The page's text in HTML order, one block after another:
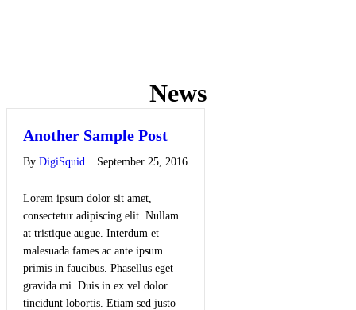
News
Another Sample Post
By DigiSquid September 25, 2016
Lorem ipsum dolor sit amet,
consectetur adipiscing elit. Nullam
at tristique augue. Interdum et
malesuada fames ac ante ipsum
primis in faucibus. Phasellus eget
gravida mi. Duis in ex vel dolor
tincidunt lobortis. Etiam sed justo